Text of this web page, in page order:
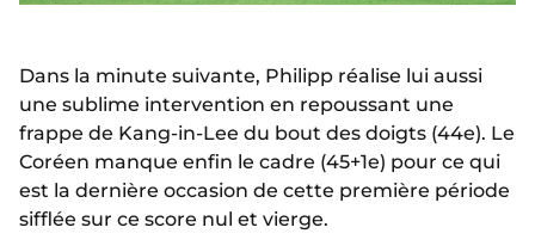
Dans la minute suivante, Philipp réalise lui aussi
une sublime intervention en repoussant une
frappe de Kang-in-Lee du bout des doigts (44e). Le
Coréen manque enfin le cadre (45+1e) pour ce qui
est la dernière occasion de cette première période
sifflée sur ce score nul et vierge.